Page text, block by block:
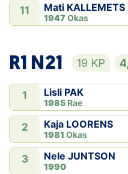
11 Mati KALLEMETS
1947 Okas
R1 N21 19 KP
1 Lisli PAK
1985 Rae
2 Kaja LOORENS
1981 Okas
3 Nele JUNTSON
1990